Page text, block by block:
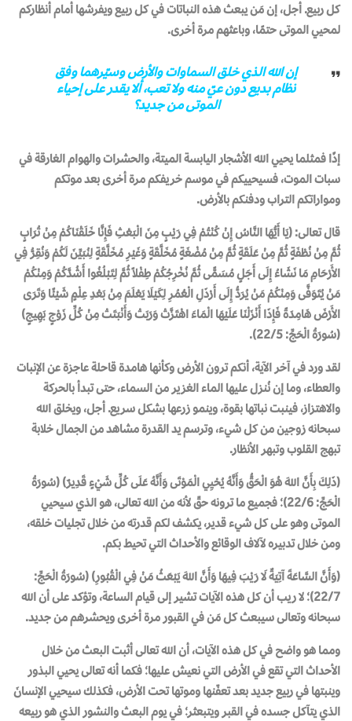
كل ربيع. أجل، إن مَن يبعث هذه النباتات في كل ربيع ويفرشها أمام أنظاركم
لمحيي الموتى حتمًا، وباعثهم مرة أخرى.
إن الله الذي خلق السماوات والأرض وسيّرهما وفق
نظام بديع دون عيّ منه ولا تعب، ألا يقدر على إحياء
الموتى من جديد؟
إذًا فمثلما يحيي الله الأشجار اليابسة الميتة، والحشرات والهوام الغارقة في
سبات الموت، فسيحييكم في موسم خريفكم مرة أخرى بعد موتكم
ومواراتكم التراب ودفنكم بالأرض.
قال تعالى: (يَا أَيُّهَا النَّاسُ إِنْ كُنْتُمْ فِي رَيْبٍ مِنَ الْبَعْثِ فَإِنَّا خَلَقْنَاكُمْ مِنْ تُرَابٍ
ثُمَّ مِنْ نُطْفَةٍ ثُمَّ مِنْ عَلَقَةٍ ثُمَّ مِنْ مُضْغَةٍ مُخَلَّقَةٍ وَغَيْرِ مُخَلَّقَةٍ لِنُبَيِّنَ لَكُمْ وَنُقِرُّ فِي
الأَرْحَامِ مَا نَشَاءُ إِلَى أَجَلٍ مُسَمًّى ثُمَّ نُخْرِجُكُمْ طِفْلاً ثُمَّ لِتَبْلُغُوا أَشُدَّكُمْ وَمِنْكُمْ
مَنْ يُتَوَفَّى وَمِنْكُمْ مَنْ يُرَدُّ إِلَى أَرْذَلِ الْعُمُرِ لِكَيْلَا يَعْلَمَ مِنْ بَعْدِ عِلْمٍ شَيْئًا وَتَرَى
الأَرْضَ هَامِدَةً فَإِذَا أَنْزَلْنَا عَلَيْهَا الْمَاءَ اهْتَزَّتْ وَرَبَتْ وَأَنْبَتَتْ مِنْ كُلِّ زَوْجٍ بَهِيجٍ)
(سُورَةُ الْحَجِّ: 22/5).
لقد ورد في آخر الآية، أنكم ترون الأرض وكأنها هامدة قاحلة عاجزة عن الإنبات
والعطاء، وما إن نُنزل عليها الماء الغزير من السماء، حتى تبدأ بالحركة
والاهتزاز، فينبت نباتها بقوة، وينمو زرعها بشكل سريع. أجل، ويخلق الله
سبحانه زوجين من كل شيء، وترسم يد القدرة مشاهد من الجمال خلابة
تبهج القلوب وتبهر الأنظار.
(ذَلِكَ بِأَنَّ اللهَ هُوَ الْحَقُّ وَأَنَّهُ يُحْيِي الْمَوْتَى وَأَنَّهُ عَلَى كُلِّ شَيْءٍ قَدِيرٌ) (سُورَةُ
الْحَجِّ: 22/6)؛ فجميع ما ترونه حقّ لأنه من الله تعالى، هو الذي سيحيي
الموتى وهو على كل شيء قدير، يكشف لكم قدرته من خلال تجليات خلقه،
ومن خلال تدبيره لآلاف الوقائع والأحداث التي تحيط بكم.
(وَأَنَّ السَّاعَةَ آتِيَةٌ لَا رَيْبَ فِيهَا وَأَنَّ اللهَ يَبْعَثُ مَنْ فِي الْقُبُورِ) (سُورَةُ الْحَجِّ:
22/7)؛ لا ريب أن كل هذه الآيات تشير إلى قيام الساعة، وتؤكد على أن الله
سبحانه وتعالى سيبعث كل مَن في القبور مرة أخرى ويحشرهم من جديد.
ومما هو واضح في كل هذه الآيات، أن الله تعالى أثبت البعث من خلال
الأحداث التي تقع في الأرض التي نعيش عليها؛ فكما أنه تعالى يحيي البذور
وينبتها في ربيع جديد بعد تعفّنها وموتها تحت الأرض، فكذلك سيحيي الإنسانَ
الذي يتآكل جسده في القبر ويتبعثر؛ في يوم البعث والنشور الذي هو ربيعه